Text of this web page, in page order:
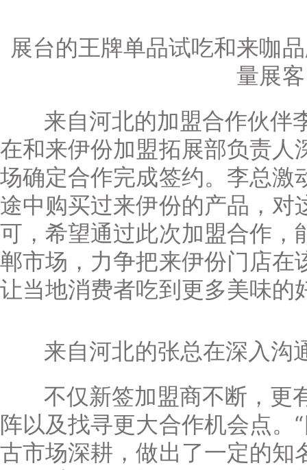
展台的王牌单品试吃和来咖
量展客
来自河北的加盟合作伙伴
在和来伊份加盟拓展部负责人
场确定合作完成签约。李总激
途中购买过来伊份的产品，对
可，希望通过此次加盟合作，
郸市场，力争把来伊份门店在
让当地消费者吃到更多美味的
来自河北的张总在深入沟
不仅新签加盟商不断，更
阵以及找寻更大合作机会点。
古市场深耕，做出了一定的知